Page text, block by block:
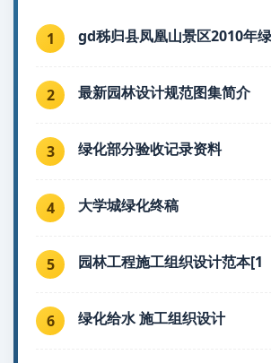
1 gd秭归县凤凰山景区2010年绿
2 最新园林设计规范图集简介
3 绿化部分验收记录资料
4 大学城绿化终稿
5 园林工程施工组织设计范本[1
6 绿化给水 施工组织设计